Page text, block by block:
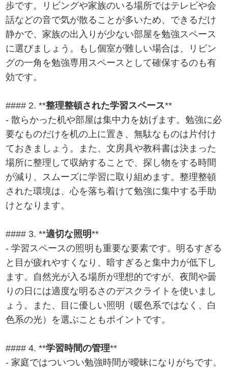
歩です。リビングや家族のいる場所ではテレビや会
話などの音で気が散ることが多いため、できるだけ
静かで、家族の出入りが少ない部屋を勉強スペース
に選びましょう。もし個室が難しい場合は、リビン
グの一角を勉強専用スペースとして確保するのも有
効です。
#### 2. **整理整頓された学習スペース**
- 散らかった机や部屋は集中力を妨げます。勉強に必
要なものだけを机の上に置き、無駄なものは片付け
ておきましょう。また、文房具や教科書は決まった
場所に整理して収納することで、探し物をする時間
が減り、スムーズに学習に取り組めます。整理整頓
された環境は、心を落ち着けて勉強に集中する手助
けとなります。
#### 3. **適切な照明**
- 学習スペースの照明も重要な要素です。明るすぎる
と目が疲れやすくなり、暗すぎると集中力が低下し
ます。自然光が入る場所が理想的ですが、夜間や曇
りの日には適度な明るさのデスクライトを使いまし
ょう。また、目に優しい照明（暖色系ではなく、白
色系の光）を選ぶこともポイントです。
#### 4. **学習時間の管理**
- 家庭ではついつい勉強時間が曖昧になりがちです。